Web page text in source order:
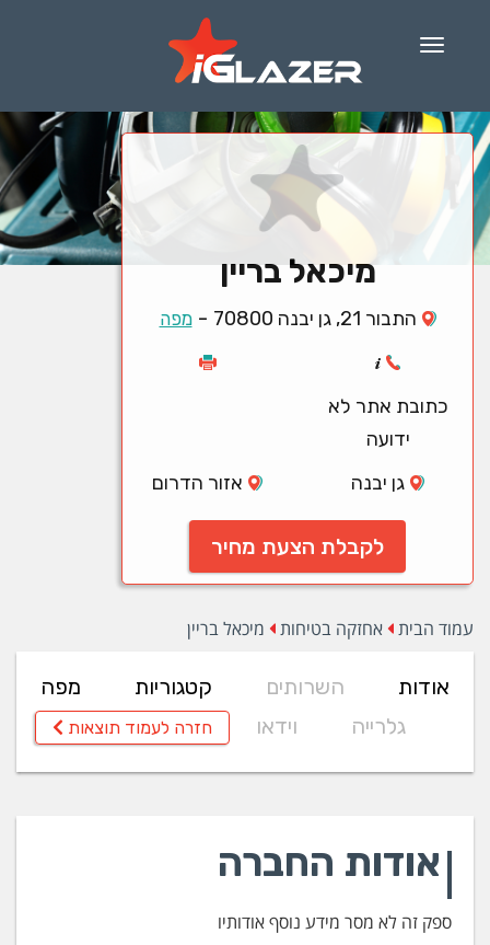
Menu
מיכאל בריין
התבור 21, גן יבנה 70800 -מפה
כתובת אתר לא
ידועה
גן יבנה
אזור הדרום
לקבלת הצעת מחיר
עמוד הבית אחזקה בטיחות מיכאל בריין
אודות השרותים קטגוריות
מפה
גלרייה
וידאו חזרה לעמוד תוצאות
אודות החברה
ספק זה לא מסר מידע נוסף אודותיו